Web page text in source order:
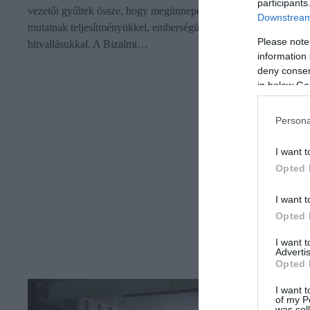
Please
information
deny
in below
I want
Opted
I want
Opted
I want
Opted
I want
of my
vezetői gyűltek össze, hogy megünnepeljék azokat, akik példát
mutatnak teljesítményükkel, emberségükkel és vezetői
hitvallásukkal. A Bizalmi…